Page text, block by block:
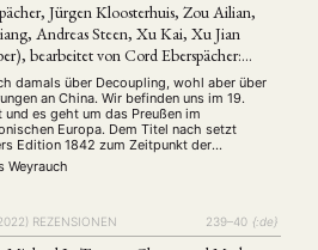
Jürgen Kloosterhuis, Zou Ailian,
Andreas Steen, Xu Kai, Xu Jian
bearbeitet von Cord Eberspächer:
und China 1842–1911. Eine
Quellenedition.
damals über Decoupling, wohl aber über
an China. Wir befinden uns im 19.
und es geht um das Preußen im
Europa. Dem Titel nach setzt
Edition 1842 zum Zeitpunkt der
Ersten Opiumkrieges durch den sino-
von Nanjing an, welcher als Beginn der
Weyrauch
REZENSIONEN 239–40 {:de}